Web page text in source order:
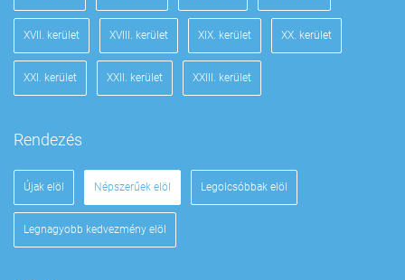
XVII. kerület XVIII. kerület XIX. kerület XX. kerület
XXI. kerület XXII. kerület XXIII. kerület
Rendezés
Újak elöl Népszerűek elöl Legolcsóbbak elöl
Legnagyobb kedvezmény elöl